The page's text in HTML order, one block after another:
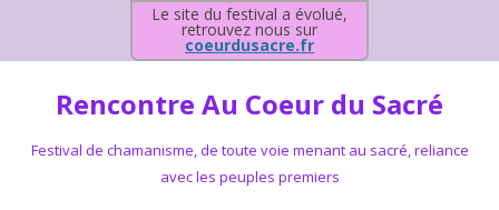
Le site du festival a évolué,
retrouvez nous sur
coeurdusacre.fr
Rencontre Au Coeur du Sacré
Festival de chamanisme, de toute voie menant au sacré, reliance
avec les peuples premiers